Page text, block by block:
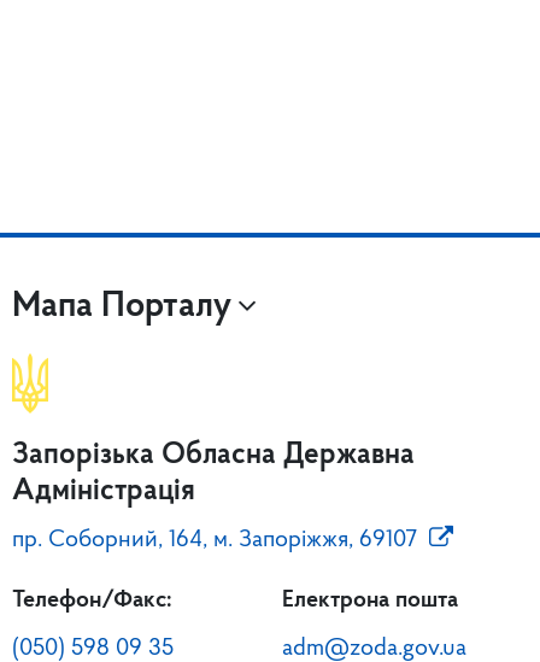
Мапа Порталу
Запорізька Обласна Державна
Адміністрація
пр. Соборний, 164, м. Запоріжжя, 69107
Телефон/Факс:
(050) 598 09 35
Електрона пошта
adm@zoda.gov.ua